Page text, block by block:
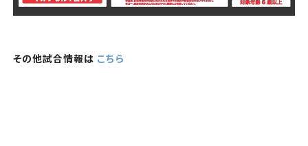
その他試合情報は こちら